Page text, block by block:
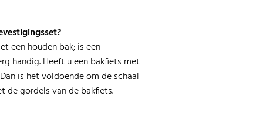
een houden bak; is een
handig. Heeft u een bakfiets met
is het voldoende om de schaal
de gordels van de bakfiets.